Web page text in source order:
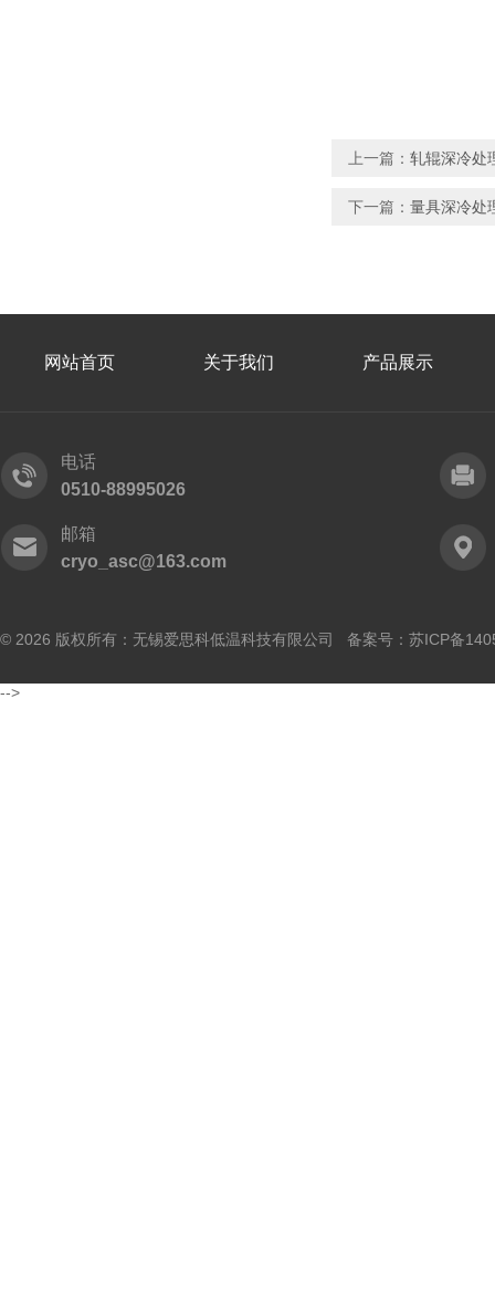
上一篇： 轧辊深冷处
下一篇： 量具深冷处
网站首页 关于我们 产品展示
电话
0510-88995026
邮箱
cryo_asc@163.com
© 2026 版权所有：无锡爱思科低温科技有限公司 备案号： 苏ICP备
-->